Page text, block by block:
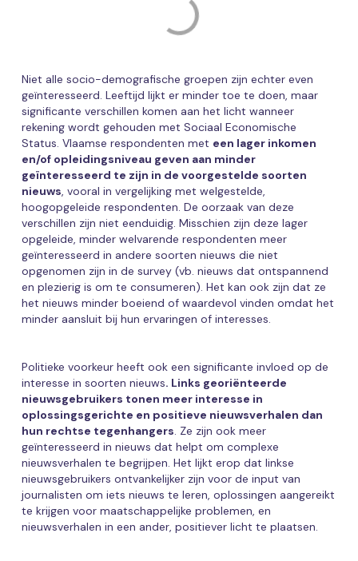
Niet alle socio-demografische groepen zijn echter even
geïnteresseerd. Leeftijd lijkt er minder toe te doen, maar
significante verschillen komen aan het licht wanneer
rekening wordt gehouden met Sociaal Economische
Status. Vlaamse respondenten met een lager inkomen
en/of opleidingsniveau geven aan minder
geïnteresseerd te zijn in de voorgestelde soorten
nieuws, vooral in vergelijking met welgestelde,
hoogopgeleide respondenten. De oorzaak van deze
verschillen zijn niet eenduidig. Misschien zijn deze lager
opgeleide, minder welvarende respondenten meer
geïnteresseerd in andere soorten nieuws die niet
opgenomen zijn in de survey (vb. nieuws dat ontspannend
en plezierig is om te consumeren). Het kan ook zijn dat ze
het nieuws minder boeiend of waardevol vinden omdat het
minder aansluit bij hun ervaringen of interesses.
Politieke voorkeur heeft ook een significante invloed op de
interesse in soorten nieuws. Links georiënteerde
nieuwsgebruikers tonen meer interesse in
oplossingsgerichte en positieve nieuwsverhalen dan
hun rechtse tegenhangers. Ze zijn ook meer
geïnteresseerd in nieuws dat helpt om complexe
nieuwsverhalen te begrijpen. Het lijkt erop dat linkse
nieuwsgebruikers ontvankelijker zijn voor de input van
journalisten om iets nieuws te leren, oplossingen aangereikt
te krijgen voor maatschappelijke problemen, en
nieuwsverhalen in een ander, positiever licht te plaatsen.